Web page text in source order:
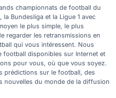
championnats de football du
la Bundesliga et la Ligue 1 avec
le plus simple, le plus
regarder les retransmissions en
qui vous intéressent. Nous
football disponibles sur Internet et
pour vous, où que vous soyez.
prédictions sur le football, des
nouvelles du monde de la diffusion